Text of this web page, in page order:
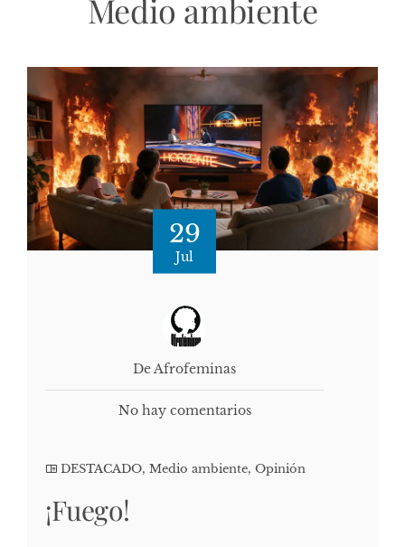
Medio ambiente
29
Jul
De Afrofeminas
No hay comentarios
DESTACADO, Medio ambiente, Opinión
¡Fuego!